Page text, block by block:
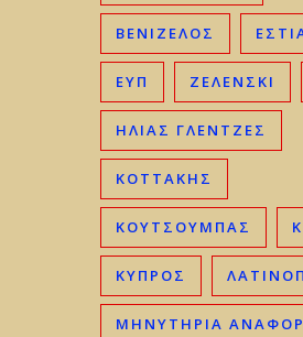
ΒΕΝΙΖΈΛΟΣ
ΕΥΠ ΖΕΛΕΝΣΚΙ
ΗΛΊΑΣ ΓΛΕΝΤΖΈΣ
ΚΟΤΤΑΚΗΣ
ΚΟΥΤΣΟΥΜΠΑΣ
ΚΎΠΡΟΣ
ΜΗΝΥΤΗΡΙΑ